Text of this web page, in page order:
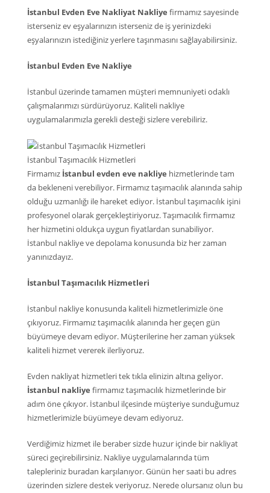
İstanbul Evden Eve Nakliyat Nakliye firmamız sayesinde
isterseniz ev eşyalarınızın isterseniz de iş yerinizdeki
eşyalarınızın istediğiniz yerlere taşınmasını sağlayabilirsiniz.
İstanbul Evden Eve Nakliye
İstanbul üzerinde tamamen müşteri memnuniyeti odaklı
çalışmalarımızı sürdürüyoruz. Kaliteli nakliye
uygulamalarımızla gerekli desteği sizlere verebiliriz.
İstanbul Taşımacılık Hizmetleri
Firmamız İstanbul evden eve nakliye hizmetlerinde tam
da bekleneni verebiliyor. Firmamız taşımacılık alanında sahip
olduğu uzmanlığı ile hareket ediyor. İstanbul taşımacılık işini
profesyonel olarak gerçekleştiriyoruz. Taşımacılık firmamız
her hizmetini oldukça uygun fiyatlardan sunabiliyor.
İstanbul nakliye ve depolama konusunda biz her zaman
yanınızdayız.
İstanbul Taşımacılık Hizmetleri
İstanbul nakliye konusunda kaliteli hizmetlerimizle öne
çıkıyoruz. Firmamız taşımacılık alanında her geçen gün
büyümeye devam ediyor. Müşterilerine her zaman yüksek
kaliteli hizmet vererek ilerliyoruz.
Evden nakliyat hizmetleri tek tıkla elinizin altına geliyor.
İstanbul nakliye firmamız taşımacılık hizmetlerinde bir
adım öne çıkıyor. İstanbul ilçesinde müşteriye sunduğumuz
hizmetlerimizle büyümeye devam ediyoruz.
Verdiğimiz hizmet ile beraber sizde huzur içinde bir nakliyat
süreci geçirebilirsiniz. Nakliye uygulamalarında tüm
talepleriniz buradan karşılanıyor. Günün her saati bu adres
üzerinden sizlere destek veriyoruz. Nerede olursanız olun bu